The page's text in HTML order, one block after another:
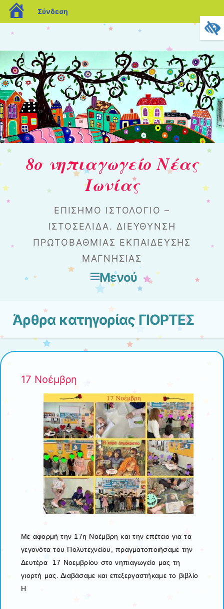
blogs.sch.gr
Σύνδεση
8ο νηπιαγωγείο Νέας
Ιωνίας
ΕΠΊΣΗΜΟ ΙΣΤΟΛΌΓΙΟ –
ΙΣΤΟΣΕΛΊΔΑ. ΔΙΕΎΘΥΝΣΗ
ΠΡΩΤΟΒΆΘΜΙΑΣ ΕΚΠΑΊΔΕΥΣΗΣ
ΜΑΓΝΗΣΊΑΣ
Μενού
Άρθρα κατηγορίας ΓΙΟΡΤΕΣ
17 Νοέμβρη
Με αφορμή την 17η Νοέμβρη και την επέτειο για τα
γεγονότα του Πολυτεχνείου, πραγματοποιήσαμε την
Δευτέρα 17 Νοεμβρίου στο νηπιαγωγείο μας τη
γιορτή μας. Διαβάσαμε και επεξεργαστήκαμε το βιβλίο
Η